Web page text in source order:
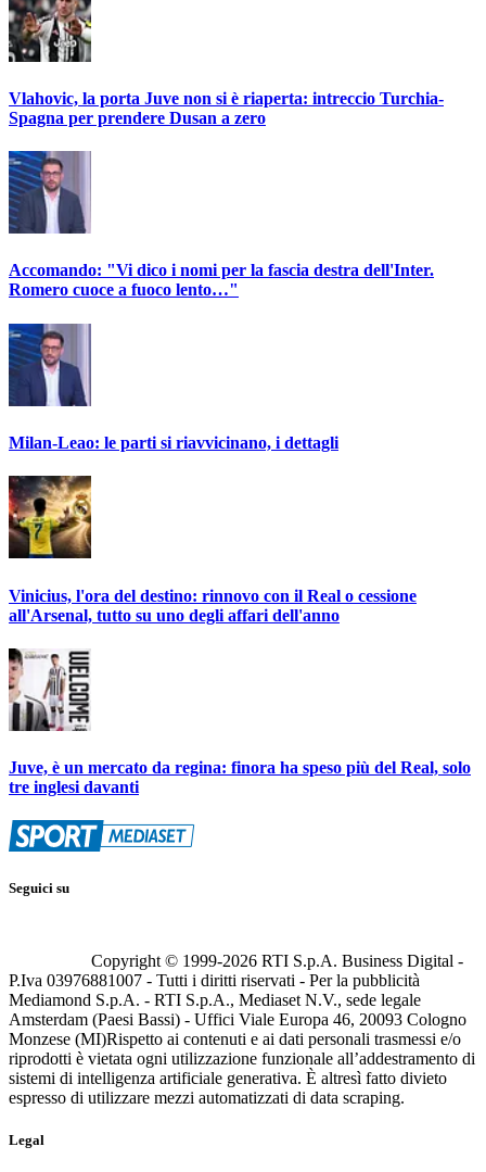
Vlahovic, la porta Juve non si è riaperta: intreccio Turchia-
Spagna per prendere Dusan a zero
Accomando: "Vi dico i nomi per la fascia destra dell'Inter.
Romero cuoce a fuoco lento…"
Milan-Leao: le parti si riavvicinano, i dettagli
Vinicius, l'ora del destino: rinnovo con il Real o cessione
all'Arsenal, tutto su uno degli affari dell'anno
Juve, è un mercato da regina: finora ha speso più del Real, solo
tre inglesi davanti
Seguici su
Copyright © 1999-2026 RTI S.p.A. Business Digital -
P.Iva 03976881007 - Tutti i diritti riservati - Per la pubblicità
Mediamond S.p.A. - RTI S.p.A., Mediaset N.V., sede legale
Amsterdam (Paesi Bassi) - Uffici Viale Europa 46, 20093 Cologno
Monzese (MI)Rispetto ai contenuti e ai dati personali trasmessi e/o
riprodotti è vietata ogni utilizzazione funzionale all’addestramento di
sistemi di intelligenza artificiale generativa. È altresì fatto divieto
espresso di utilizzare mezzi automatizzati di data scraping.
Legal